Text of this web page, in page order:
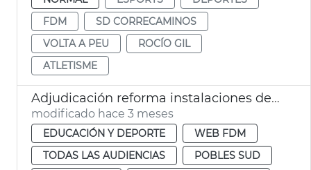
FDM
SD CORRECAMINOS
VOLTA A PEU
ROCÍO GIL
ATLETISME
Adjudicación reforma instalaciones deportivas la Torre València
modificado hace 3 meses
EDUCACIÓN Y DEPORTE
WEB FDM
TODAS LAS AUDIENCIAS
POBLES SUD